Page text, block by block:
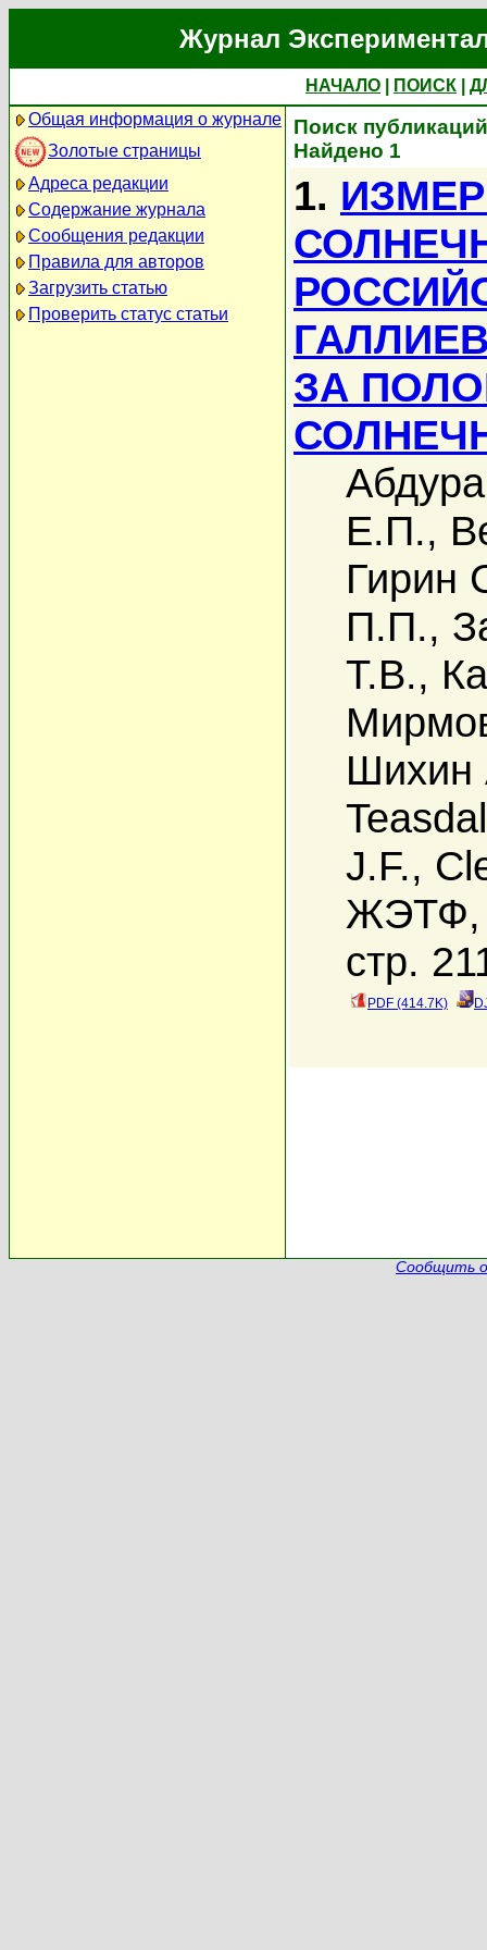
Журнал
НАЧАЛО ПОИСК
Общая информация о журнале
Золотые страницы
Адреса редакции
Содержание журнала
Сообщения редакции
Правила для авторов
Загрузить статью
Проверить статус статьи
Поиск
Найдено 1
1.
ЗА
Е.П.,
Гирин
П.П.,
Т.В.,
Шихин
J.F.,
ЖЭТФ,
стр.
PDF (414.7K)
Сообщить о